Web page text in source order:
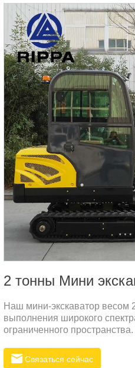
2 тонны Мини
Наш мини-экскаватор весом
выполнения широкого
ограниченного
подходит для работы на
сельском хозяйстве и других
Связаться сейчас